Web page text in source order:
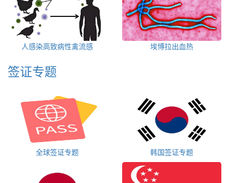
人感染高致病性禽流感 埃博拉出血热
签证专题
全球签证专题 韩国签证专题